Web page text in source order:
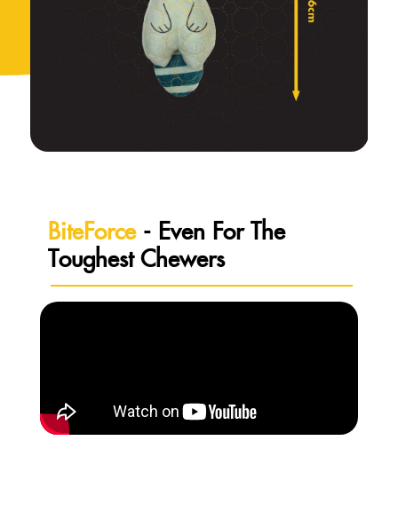
BiteForce- Even For The
Toughest Chewers